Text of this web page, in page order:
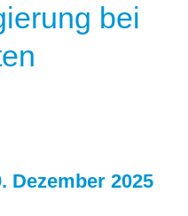
bei
Dezember 2025